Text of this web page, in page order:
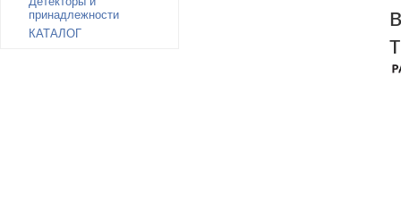
принадлежности
КАТАЛОГ